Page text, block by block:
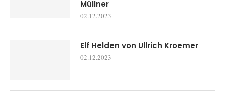
Müllner
02.12.2023
Elf Helden von Ullrich Kroemer
02.12.2023